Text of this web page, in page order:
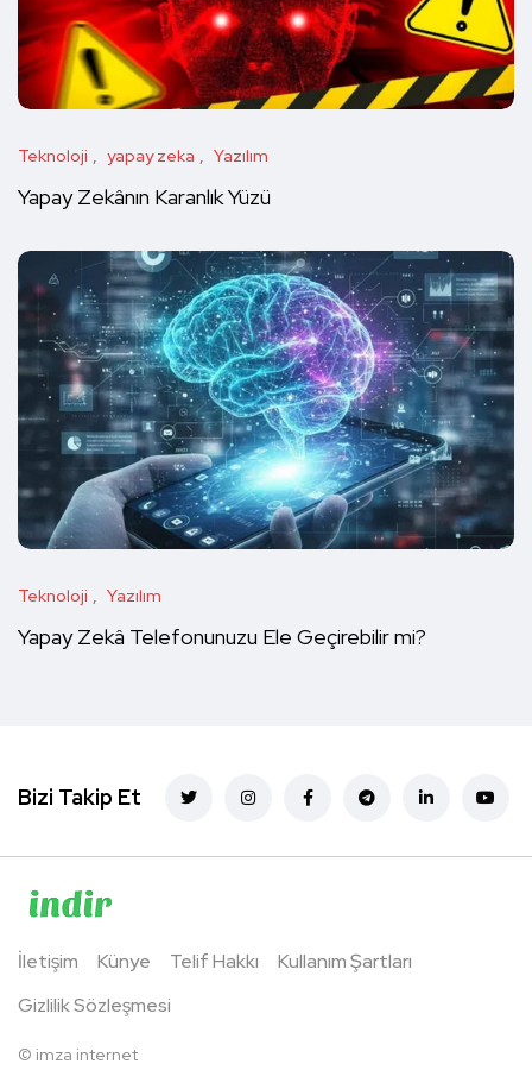
Teknoloji yapay zeka Yazılım
Yapay Zekânın Karanlık Yüzü
Teknoloji Yazılım
Yapay Zekâ Telefonunuzu Ele Geçirebilir mi?
Bizi Takip Et
İletişim Künye Telif Hakkı
Kullanım Şartları
Gizlilik Sözleşmesi
© imza internet